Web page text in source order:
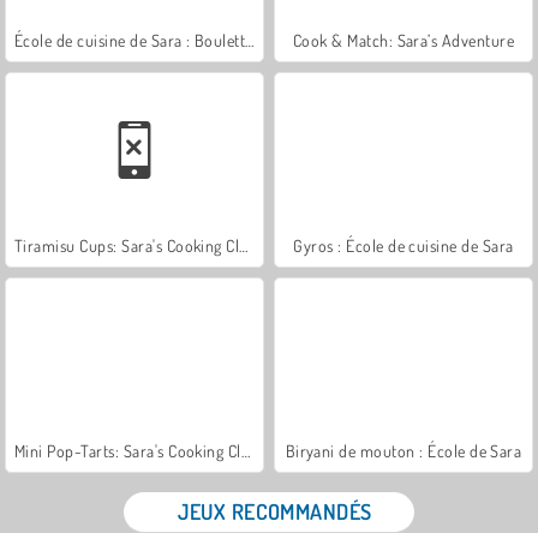
Cook & Match: Sara’s Adventure
Gyros : École de cuisine de Sara
Biryani de mouton : École de Sara
JEUX RECOMMANDÉS